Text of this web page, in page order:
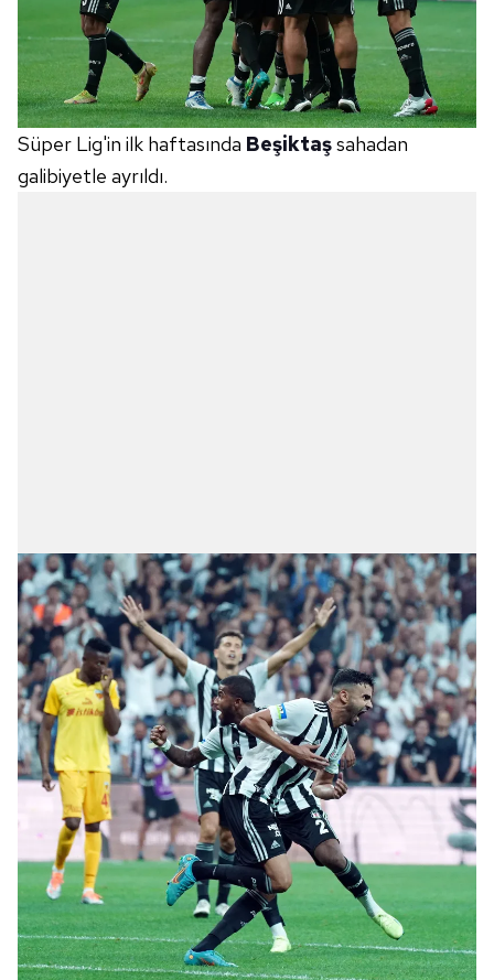
Süper Lig'in ilk haftasında Beşiktaşsahadan
galibiyetle ayrıldı.